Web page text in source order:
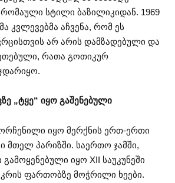
სტილი ბაზილიკიდან. 1969
კვლევებმა აჩვენა, რომ ეს
არ არის დამზადებული და
რათა გოთიკურ
„ტყე“ იყო გაშენებული
იყო მერქნის ერთ-ერთი
მთელ პარიზში. საერთო ჯამში,
გამოყენებული იყო XII საუკუნეში
ფართობზე მოჭრილი ხეები.